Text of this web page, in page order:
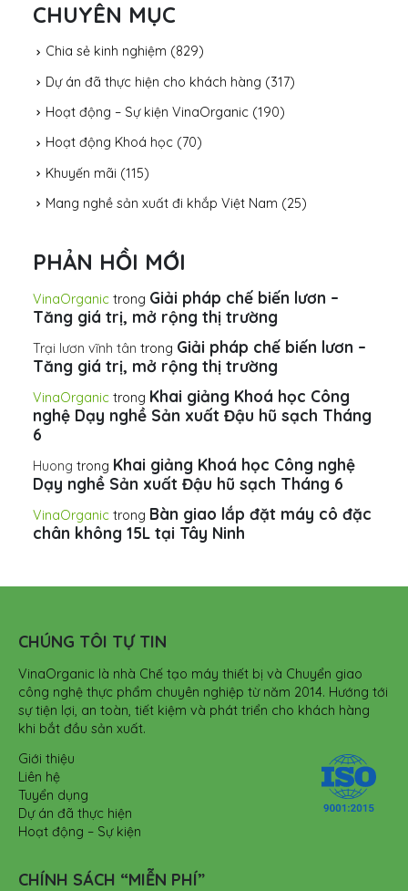
CHUYÊN MỤC
Chia sẻ kinh nghiệm (829)
Dự án đã thực hiện cho khách hàng (317)
Hoạt động – Sự kiện VinaOrganic (190)
Hoạt động Khoá học (70)
Khuyến mãi (115)
Mang nghề sản xuất đi khắp Việt Nam (25)
PHẢN HỒI MỚI
VinaOrganic trong Giải pháp chế biến lươn –
Tăng giá trị, mở rộng thị trường
Trại lươn vĩnh tân trong Giải pháp chế biến lươn –
Tăng giá trị, mở rộng thị trường
VinaOrganic trong Khai giảng Khoá học Công
nghệ Dạy nghề Sản xuất Đậu hũ sạch Tháng
6
Huong trong Khai giảng Khoá học Công nghệ
Dạy nghề Sản xuất Đậu hũ sạch Tháng 6
VinaOrganic trong Bàn giao lắp đặt máy cô đặc
chân không 15L tại Tây Ninh
CHÚNG TÔI TỰ TIN
VinaOrganic là nhà Chế tạo máy thiết bị và Chuyển giao
công nghệ thực phẩm chuyên nghiệp từ năm 2014. Hướng tới
sự tiện lợi, an toàn, tiết kiệm và phát triển cho khách hàng
khi bắt đầu sản xuất.
Giới thiệu
Liên hệ
Tuyển dụng
Dự án đã thực hiện
Hoạt động – Sự kiện
CHÍNH SÁCH “MIỄN PHÍ”